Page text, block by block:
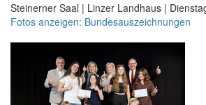
Steinerner Saal | Linzer Landhaus |
Fotos anzeigen: Bundesauszeichnungen